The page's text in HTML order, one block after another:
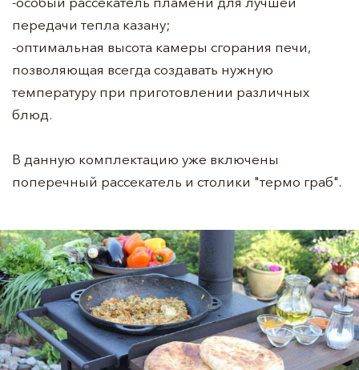
передачи тепла казану;
-оптимальная высота камеры сгорания печи,
позволяющая всегда создавать нужную
температуру при приготовлении различных
блюд.
В данную комплектацию уже включены
поперечный рассекатель и столики "термо граб".